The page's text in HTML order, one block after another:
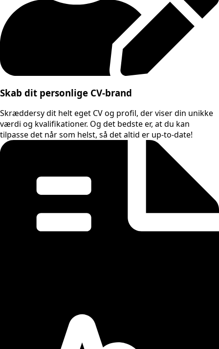
Skab dit personlige CV-brand
Skræddersy dit helt eget CV og profil, der viser din unikke
værdi og kvalifikationer. Og det bedste er, at du kan
tilpasse det når som helst, så det altid er up-to-date!